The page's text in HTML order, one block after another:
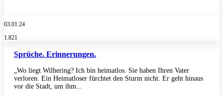
03.01.24
1.821
Sprüche. Erinnerungen.
„Wo liegt Wilhering? Ich bin heimatlos. Sie haben Ihren Vater
verloren. Ein Heimatloser fürchtet den Sturm nicht. Er geht hinaus
vor die Stadt, um ihm...